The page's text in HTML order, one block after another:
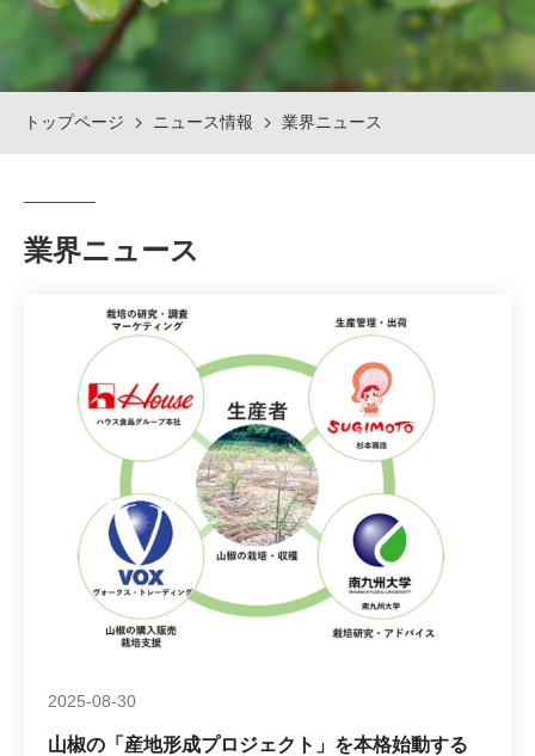
トップページ ニュース情報 業界ニュース
業界ニュース
2025-08-30
山椒の「産地形成プロジェクト」を本格始動する